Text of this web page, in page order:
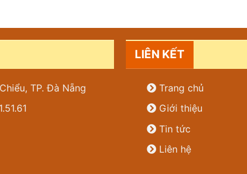
TP. Đà Nẵng
LIÊN KẾT
Trang chủ
Giới thiệu
Tin tức
Liên hệ